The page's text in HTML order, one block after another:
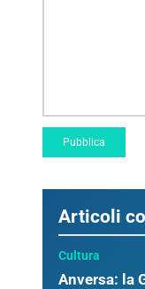
Articoli
Cultura
Anversa: la